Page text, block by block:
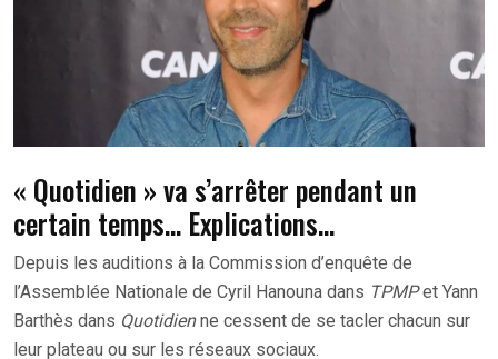
« Quotidien » va s’arrêter pendant un
certain temps… Explications…
Depuis les auditions à la Commission d’enquête de
l’Assemblée Nationale de Cyril Hanouna dans TPMPet Yann
Barthès dans Quotidienne cessent de se tacler chacun sur
leur plateau ou sur les réseaux sociaux.